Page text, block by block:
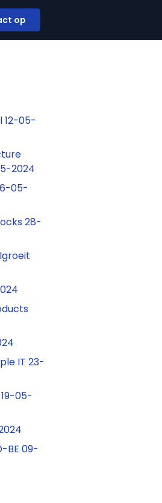
op
12-05-
2024
05-
28-
IT 23-
05-
BE 09-